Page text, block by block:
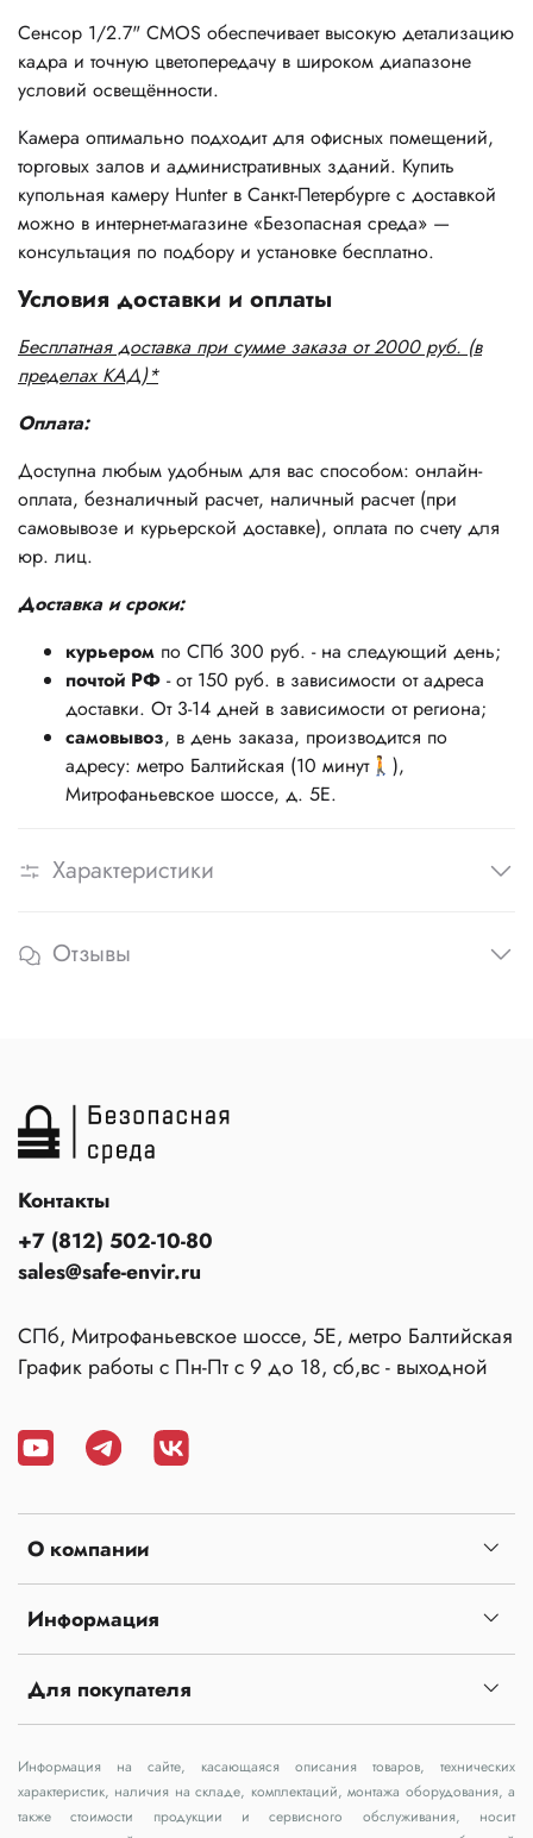
Сенсор 1/2.7" CMOS обеспечивает высокую детализацию
кадра и точную цветопередачу в широком диапазоне
условий освещённости.
Камера оптимально подходит для офисных помещений,
торговых залов и административных зданий. Купить
купольная камеру Hunter в Санкт-Петербурге с доставкой
можно в интернет-магазине «Безопасная среда» —
консультация по подбору и установке бесплатно.
Условия доставки и оплаты
Бесплатная доставка при сумме заказа от 2000 руб. (в
пределах КАД)*
Оплата:
Доступна любым удобным для вас способом: онлайн-
оплата, безналичный расчет, наличный расчет (при
самовывозе и курьерской доставке), оплата по счету для
юр. лиц.
Доставка и сроки:
курьером по СПб 300 руб. - на следующий день;
почтой РФ - от 150 руб. в зависимости от адреса
доставки. От 3-14 дней в зависимости от региона;
самовывоз, в день заказа, производится по
адресу: метро Балтийская (10 минут🚶),
Митрофаньевское шоссе, д. 5Е.
Характеристики
Отзывы
О компании
Информация
Для покупателя
Контакты
+7 (812) 502-10-80
sales@safe-envir.ru
СПб, Митрофаньевское шоссе, 5Е, метро Балтийская
График работы с Пн-Пт с 9 до 18, сб,вс - выходной
Информация на сайте, касающаяся описания товаров, технических
характеристик, наличия на складе, комплектаций, монтажа оборудования, а
также стоимости продукции и сервисного обслуживания, носит